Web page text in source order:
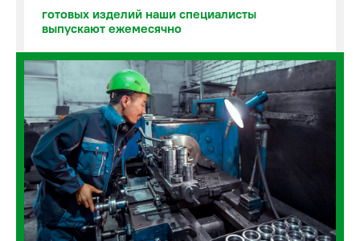
готовых изделий наши специалисты
выпускают ежемесячно